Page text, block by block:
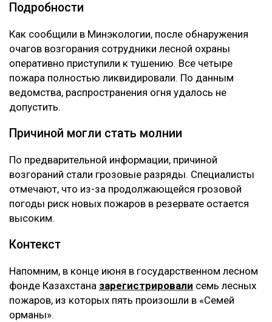
Подробности
Как сообщили в Минэкологии, после обнаружения
очагов возгорания сотрудники лесной охраны
оперативно приступили к тушению. Все четыре
пожара полностью ликвидировали. По данным
ведомства, распространения огня удалось не
допустить.
Причиной могли стать молнии
По предварительной информации, причиной
возгораний стали грозовые разряды. Специалисты
отмечают, что из-за продолжающейся грозовой
погоды риск новых пожаров в резервате остается
высоким.
Контекст
Напомним, в конце июня в государственном лесном
фонде Казахстана зарегистрировали семь лесных
пожаров, из которых пять произошли в «Семей
орманы».